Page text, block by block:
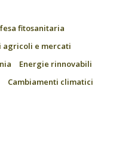
fitosanitaria
agricoli e mercati
Energie rinnovabili
Cambiamenti climatici